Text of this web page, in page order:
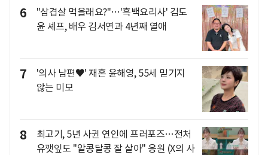
6
"삼겹살 먹을래요?"…'흑백요리사' 김도
윤 셰프, 배우 김서연과 4년째 열애
7
'의사 남편♥' 재혼 윤해영, 55세 믿기지
않는 미모
8
최고기, 5년 사귄 연인에 프러포즈…전처
유깻잎도 "알콩달콩 잘 살아" 응원 (X의 사